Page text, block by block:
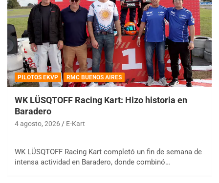
PILOTOS EKVP RMC BUENOS AIRES
WK LÜSQTOFF Racing Kart: Hizo historia en
Baradero
4 agosto, 2026 E-Kart
WK LÜSQTOFF Racing Kart completó un fin de semana de
intensa actividad en Baradero, donde combinó…
COBERTURA ESPECIAL DE E-KART.COM.AR
08/09-AGO
IAME SERIES ARGENTINA 6